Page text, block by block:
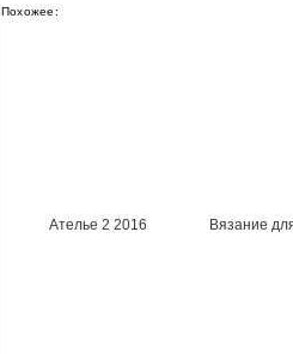
Похожее:
Ателье 2 2016 Вязание